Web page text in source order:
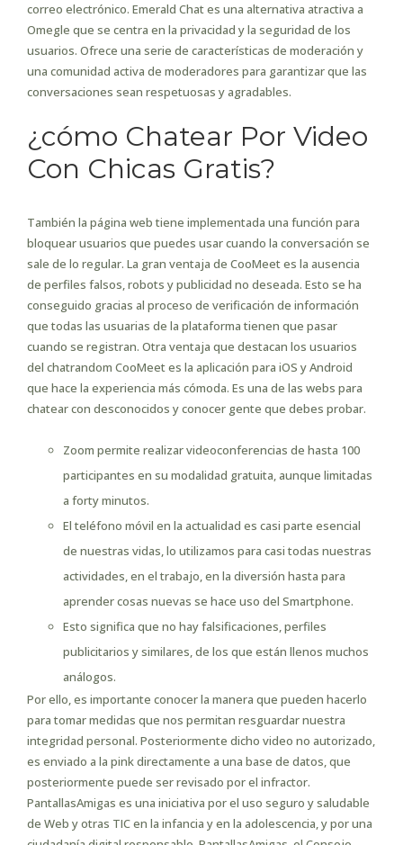
correo electrónico. Emerald Chat es una alternativa atractiva a
Omegle que se centra en la privacidad y la seguridad de los
usuarios. Ofrece una serie de características de moderación y
una comunidad activa de moderadores para garantizar que las
conversaciones sean respetuosas y agradables.
¿cómo Chatear Por Video
Con Chicas Gratis?
También la página web tiene implementada una función para
bloquear usuarios que puedes usar cuando la conversación se
sale de lo regular. La gran ventaja de CooMeet es la ausencia
de perfiles falsos, robots y publicidad no deseada. Esto se ha
conseguido gracias al proceso de verificación de información
que todas las usuarias de la plataforma tienen que pasar
cuando se registran. Otra ventaja que destacan los usuarios
del chatrandom CooMeet es la aplicación para iOS y Android
que hace la experiencia más cómoda. Es una de las webs para
chatear con desconocidos y conocer gente que debes probar.
Zoom permite realizar videoconferencias de hasta 100
participantes en su modalidad gratuita, aunque limitadas
a forty minutos.
El teléfono móvil en la actualidad es casi parte esencial
de nuestras vidas, lo utilizamos para casi todas nuestras
actividades, en el trabajo, en la diversión hasta para
aprender cosas nuevas se hace uso del Smartphone.
Esto significa que no hay falsificaciones, perfiles
publicitarios y similares, de los que están llenos muchos
análogos.
Por ello, es importante conocer la manera que pueden hacerlo
para tomar medidas que nos permitan resguardar nuestra
integridad personal. Posteriormente dicho video no autorizado,
es enviado a la pink directamente a una base de datos, que
posteriormente puede ser revisado por el infractor.
PantallasAmigas es una iniciativa por el uso seguro y saludable
de Web y otras TIC en la infancia y en la adolescencia, y por una